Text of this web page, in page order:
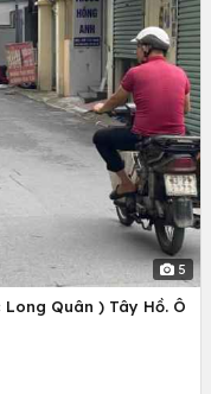
5
Quân ) Tây Hồ. Ô